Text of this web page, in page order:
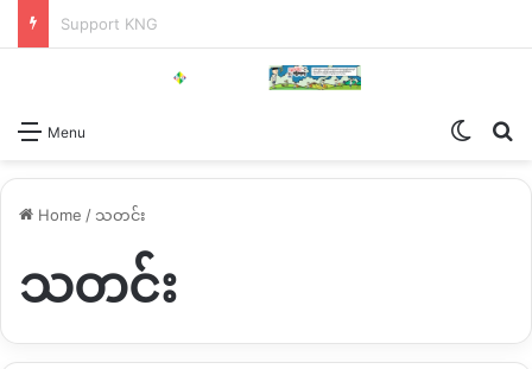
Support KNG
Menu
Home / သတင်း
သတင်း